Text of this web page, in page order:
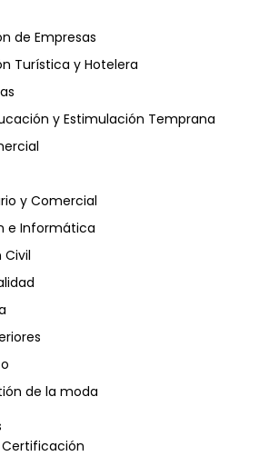
de Empresas
Turística y Hotelera
y Estimulación Temprana
y Comercial
e Informática
de la moda
y Nutrición Deportiva- Personal